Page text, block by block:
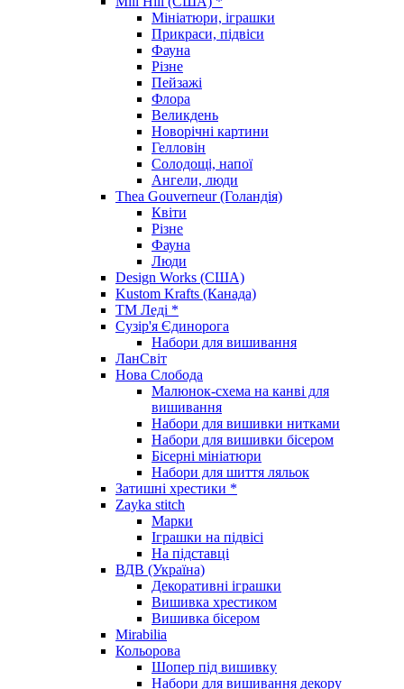
Мініатюри, іграшки
Прикраси, підвіси
Фауна
Різне
Пейзажі
Флора
Великдень
Новорічні картини
Гелловін
Солодощі, напої
Ангели, люди
Thea Gouverneur (Голандія)
Квіти
Різне
Фауна
Люди
Design Works (США)
Kustom Krafts (Канада)
ТМ Леді *
Сузір'я Єдинорога
Набори для вишивання
ЛанСвіт
Нова Слобода
Малюнок-схема на канві для
вишивання
Набори для вишивки нитками
Набори для вишивки бісером
Бісерні мініатюри
Набори для шиття ляльок
Затишні хрестики *
Zayka stitch
Марки
Іграшки на підвісі
На підставці
ВДВ (Україна)
Декоративні іграшки
Вишивка хрестиком
Вишивка бісером
Mirabilia
Кольорова
Шопер під вишивку
Набори для вишивання декору